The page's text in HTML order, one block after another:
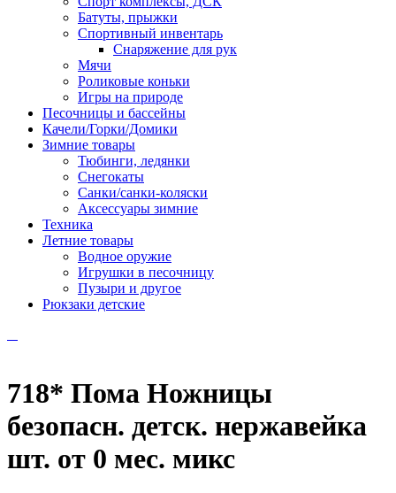
Батуты, прыжки
Спортивный инвентарь
Снаряжение для рук
Мячи
Роликовые коньки
Игры на природе
Песочницы и бассейны
Качели/Горки/Домики
Зимние товары
Тюбинги, ледянки
Снегокаты
Санки/санки-коляски
Аксессуары зимние
Техника
Летние товары
Водное оружие
Игрушки в песочницу
Пузыри и другое
Рюкзаки детские
718* Пома Ножницы
безопасн. детск. нержавейка
шт. от 0 мес. микс